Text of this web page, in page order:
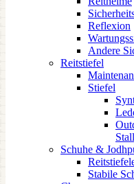
Reflexion
Andere
Reitstiefel
Stiefel
Schuhe &
Stabile